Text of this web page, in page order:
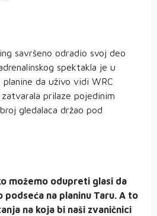
savršeno odradio svoj deo
spektakla je u
da uživo vidi WRC
prilaze pojedinim
gledalaca držao pod
možemo odupreti glasi da
na planinu Taru. A to
na koja bi naši zvaničnici